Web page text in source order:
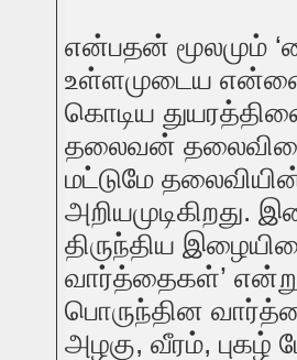
என்பதன் மூலமும்
உள்ளமுடைய என்னை
கொடிய
தலைவன்
மட்டுமே
அறியமுடிகிறது.
திருந்திய
வார்த்தைகள்’ என்று
பொருந்தின
அழகு, வீரம்,